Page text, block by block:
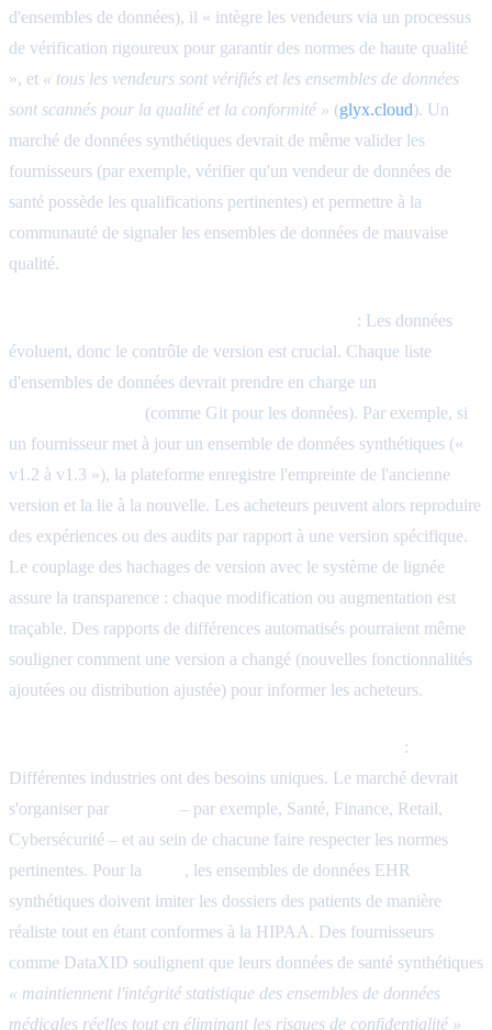
d'ensembles de données), il « intègre les vendeurs via un processus
de vérification rigoureux pour garantir des normes de haute qualité
», et « tous les vendeurs sont vérifiés et les ensembles de données
sont scannés pour la qualité et la conformité » (glyx.cloud). Un
marché de données synthétiques devrait de même valider les
fournisseurs (par exemple, vérifier qu'un vendeur de données de
santé possède les qualifications pertinentes) et permettre à la
communauté de signaler les ensembles de données de mauvaise
qualité.
: Les données
évoluent, donc le contrôle de version est crucial. Chaque liste
d'ensembles de données devrait prendre en charge un
(comme Git pour les données). Par exemple, si
un fournisseur met à jour un ensemble de données synthétiques («
v1.2 à v1.3 »), la plateforme enregistre l'empreinte de l'ancienne
version et la lie à la nouvelle. Les acheteurs peuvent alors reproduire
des expériences ou des audits par rapport à une version spécifique.
Le couplage des hachages de version avec le système de lignée
assure la transparence : chaque modification ou augmentation est
traçable. Des rapports de différences automatisés pourraient même
souligner comment une version a changé (nouvelles fonctionnalités
ajoutées ou distribution ajustée) pour informer les acheteurs.
:
Différentes industries ont des besoins uniques. Le marché devrait
s'organiser par
– par exemple, Santé, Finance, Retail,
Cybersécurité – et au sein de chacune faire respecter les normes
pertinentes. Pour la
, les ensembles de données EHR
synthétiques doivent imiter les dossiers des patients de manière
réaliste tout en étant conformes à la HIPAA. Des fournisseurs
comme DataXID soulignent que leurs données de santé synthétiques
« maintiennent l'intégrité statistique des ensembles de données
médicales réelles tout en éliminant les risques de confidentialité »